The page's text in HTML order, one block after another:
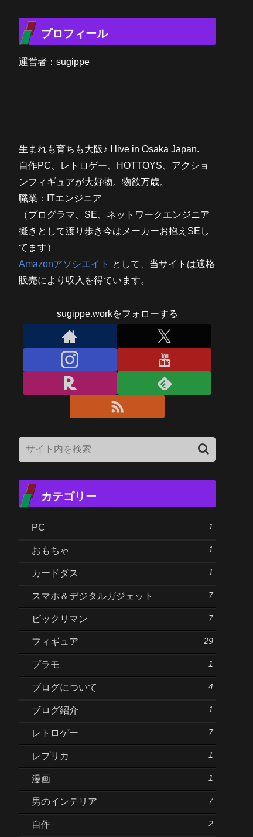
プロフィール
運営者：sugippe
生まれも育ちも大阪♪ I live in Osaka Japan.
自作PC、レトロゲー、HOTTOYS、アクショ
ンフィギュアが大好物。物欲万歳。
職業：ITエンジニア
（プログラマ、SE、ネットワークエンジニア
擬きとして渡り歩き今はメーカーお抱えSEし
てます）
Amazonアソシエイト として、当サイトは適格
販売により収入を得ています。
sugippe.workをフォローする
カテゴリー
PC 1
おもちゃ 1
カードダス 1
スマホ＆デジタルガジェット 7
ビックリマン 7
フィギュア 29
プラモ 1
ブログについて 4
ブログ紹介 1
レトロゲー 7
レプリカ 1
漫画 1
男のインテリア 7
自作 2